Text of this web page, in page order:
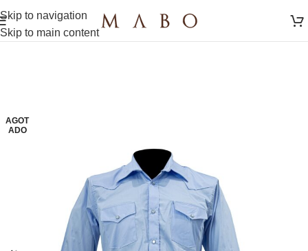
Skip to navigation
Skip to main content
AGOT
ADO